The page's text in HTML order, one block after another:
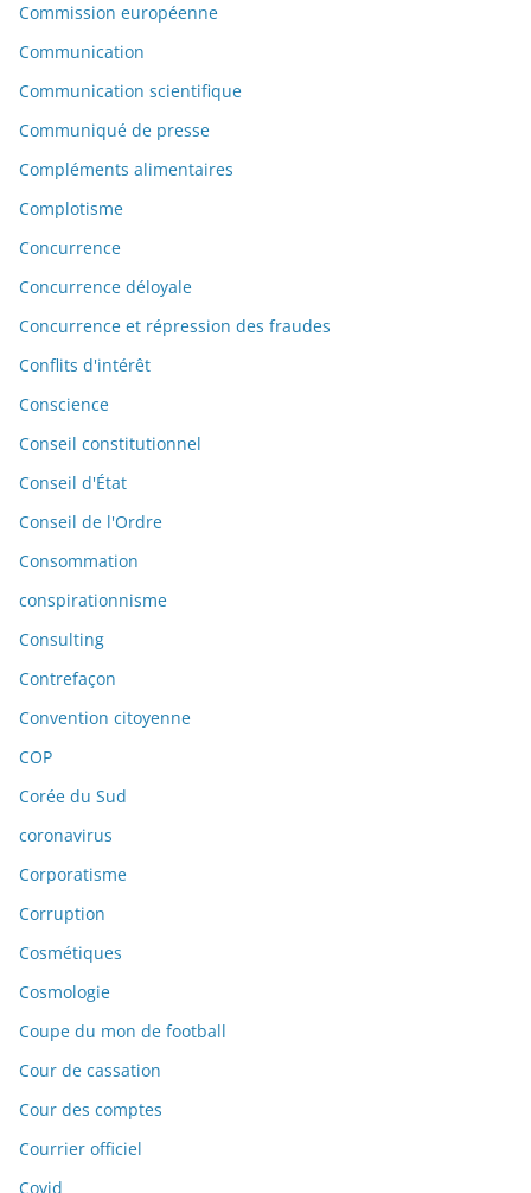
Commission européenne
Communication
Communication scientifique
Communiqué de presse
Compléments alimentaires
Complotisme
Concurrence
Concurrence déloyale
Concurrence et répression des fraudes
Conflits d'intérêt
Conscience
Conseil constitutionnel
Conseil d'État
Conseil de l'Ordre
Consommation
conspirationnisme
Consulting
Contrefaçon
Convention citoyenne
COP
Corée du Sud
coronavirus
Corporatisme
Corruption
Cosmétiques
Cosmologie
Coupe du mon de football
Cour de cassation
Cour des comptes
Courrier officiel
Covid